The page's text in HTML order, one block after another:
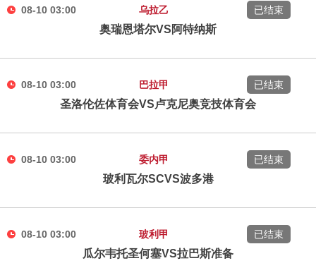
08-10 03:00 乌拉乙
奥瑞恩塔尔VS阿特纳斯
已结束
08-10 03:00 巴拉甲
圣洛伦佐体育会VS卢克尼奥竞技体育会
已结束
08-10 03:00 委内甲
玻利瓦尔SCVS波多港
已结束
08-10 03:00 玻利甲
瓜尔韦托圣何塞VS拉巴斯准备
已结束